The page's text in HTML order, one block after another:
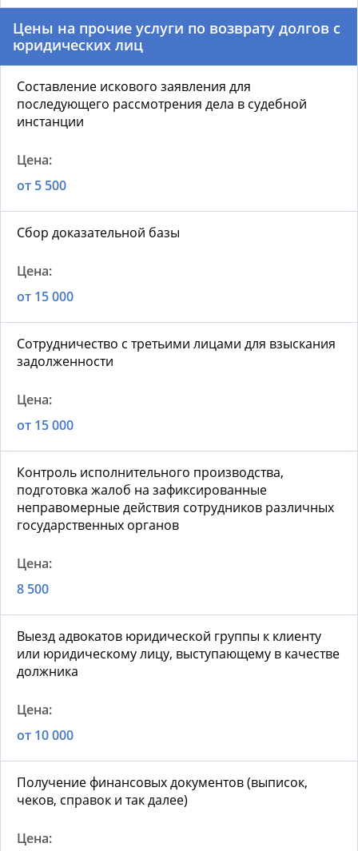
Цены на прочие услуги по возврату долгов с
юридических лиц
Составление искового заявления для
последующего рассмотрения дела в судебной
инстанции
от 5 500
Сбор доказательной базы
от 15 000
Сотрудничество с третьими лицами для взыскания
задолженности
от 15 000
Контроль исполнительного производства,
подготовка жалоб на зафиксированные
неправомерные действия сотрудников различных
государственных органов
8 500
Выезд адвокатов юридической группы к клиенту
или юридическому лицу, выступающему в качестве
должника
от 10 000
Получение финансовых документов (выписок,
чеков, справок и так далее)